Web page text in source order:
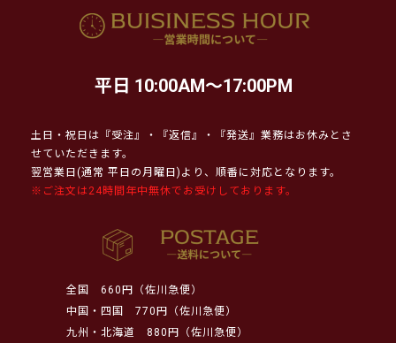
平日 10:00AM～17:00PM
土日・祝日は『受注』・『返信』・『発送』業務はお休みとさ
せていただきます。
翌営業日(通常 平日の月曜日)より、順番に対応となります。
※ご注文は24時間年中無休でお受けしております。
全国
660円（佐川急便）
中国・四国
770円（佐川急便）
九州・北海道
880円（佐川急便）